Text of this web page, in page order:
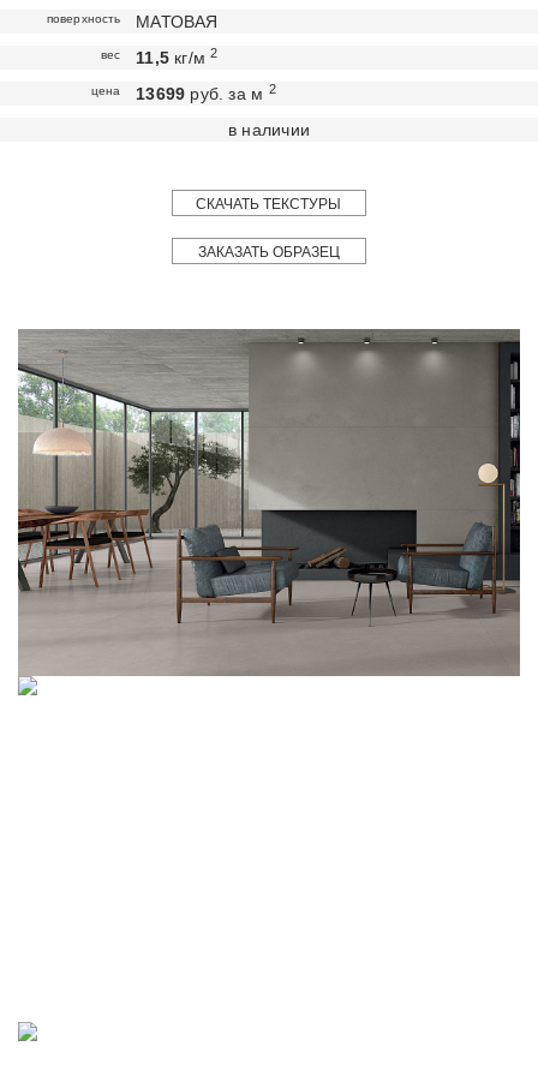
поверхность МАТОВАЯ
вес 11,5 кг/м2
цена 13699 руб. за м 2
в наличии
СКАЧАТЬ ТЕКСТУРЫ
ЗАКАЗАТЬ ОБРАЗЕЦ